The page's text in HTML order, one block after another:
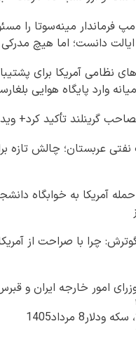
فرماندار مینه‌سوتا را
دانست؛ اما هیچ مدرکی
نظامی آمریکا برای
وارد پایگاه هوایی
گرینلند تأکید کرد+
عربستان؛ چالش تازه
آمریکا به خوابگاه
چرا با صراحت از
امور خارجه ایران و
مرداد1405